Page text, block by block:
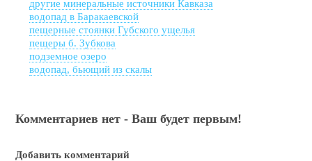
другие минеральные источники Кавказа
водопад в Баракаевской
пещерные стоянки Губского ущелья
пещеры б. Зубкова
подземное озеро
водопад, бьющий из скалы
Комментариев нет - Ваш будет первым!
Добавить комментарий